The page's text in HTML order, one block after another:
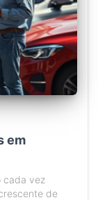
em
cada vez
de